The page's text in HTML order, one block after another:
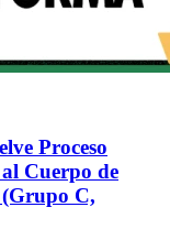
Proceso
Cuerpo de
C,